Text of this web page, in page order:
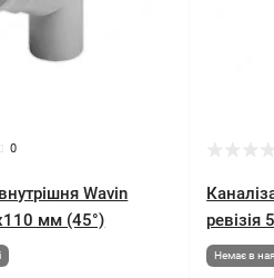
0
Wavin
мм (45°)
ревізія
Немає в